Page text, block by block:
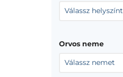
Válassz helyszínt
Orvos neme
Válassz nemet